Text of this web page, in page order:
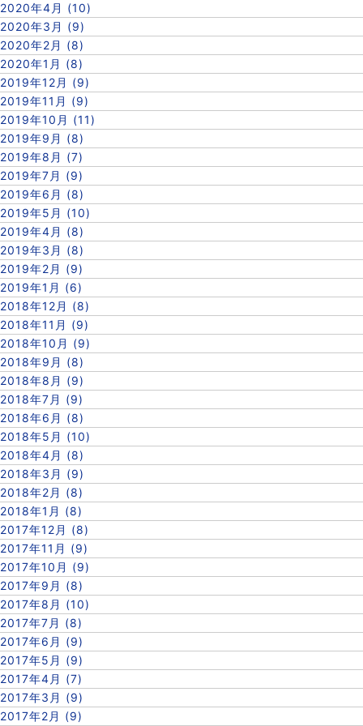
2020年4月 (10)
2020年3月 (9)
2020年2月 (8)
2020年1月 (8)
2019年12月 (9)
2019年11月 (9)
2019年10月 (11)
2019年9月 (8)
2019年8月 (7)
2019年7月 (9)
2019年6月 (8)
2019年5月 (10)
2019年4月 (8)
2019年3月 (8)
2019年2月 (9)
2019年1月 (6)
2018年12月 (8)
2018年11月 (9)
2018年10月 (9)
2018年9月 (8)
2018年8月 (9)
2018年7月 (9)
2018年6月 (8)
2018年5月 (10)
2018年4月 (8)
2018年3月 (9)
2018年2月 (8)
2018年1月 (8)
2017年12月 (8)
2017年11月 (9)
2017年10月 (9)
2017年9月 (8)
2017年8月 (10)
2017年7月 (8)
2017年6月 (9)
2017年5月 (9)
2017年4月 (7)
2017年3月 (9)
2017年2月 (9)